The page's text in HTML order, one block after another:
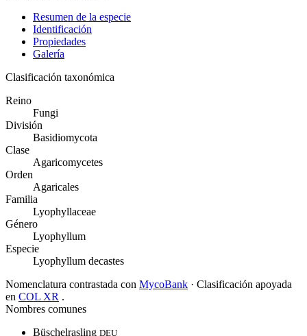
Resumen de la especie
Identificación
Propiedades
Galería
Clasificación taxonómica
Reino
Fungi
División
Basidiomycota
Clase
Agaricomycetes
Orden
Agaricales
Familia
Lyophyllaceae
Género
Lyophyllum
Especie
Lyophyllum decastes
Nomenclatura contrastada con MycoBank · Clasificación apoyada
en COL XR .
Nombres comunes
Büschelrasling DEU